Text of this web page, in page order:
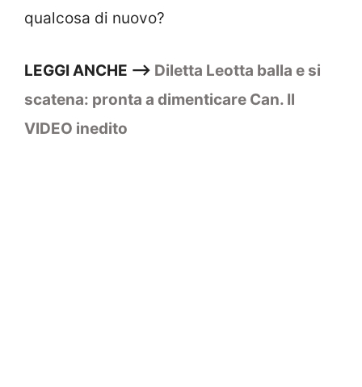
qualcosa di nuovo?
LEGGI ANCHE –> Diletta Leotta balla e si
scatena: pronta a dimenticare Can. Il
VIDEO inedito